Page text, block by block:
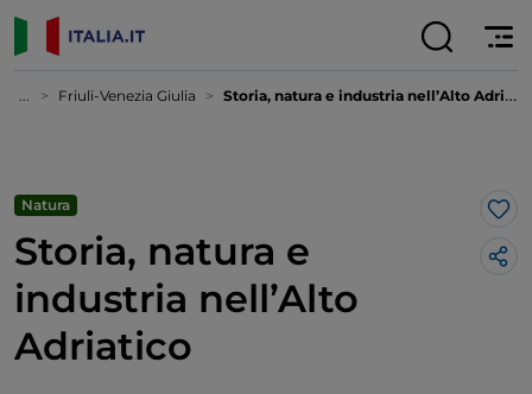
... Friuli-Venezia Giulia Storia, natura e industria nell’Alto Adriatico
Natura
Storia, natura e
industria nell’Alto
Adriatico